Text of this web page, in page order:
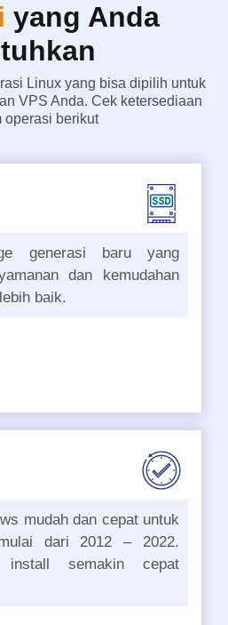
yang Anda
Linux yang bisa dipilih untuk
VPS Anda. Cek ketersediaan
operasi berikut
generasi baru yang
dan kemudahan
baik.
mudah dan cepat untuk
dari 2012 – 2022.
install semakin cepat